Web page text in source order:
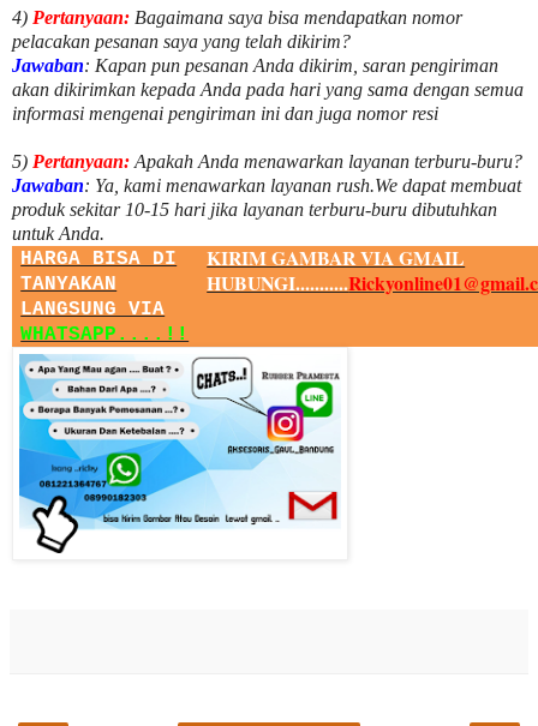
4) Pertanyaan: Bagaimana saya bisa mendapatkan nomor
pelacakan pesanan saya yang telah dikirim?
Jawaban: Kapan pun pesanan Anda dikirim, saran pengiriman
akan dikirimkan kepada Anda pada hari yang sama dengan semua
informasi mengenai pengiriman ini dan juga nomorresi
5) Pertanyaan: Apakah Anda menawarkan layanan terburu-buru?
Jawaban: Ya, kami menawarkan layanan rush.We dapat membuat
produk sekitar 10-15 hari jika layanan terburu-buru dibutuhkan
untuk Anda.
HARGA BISA DI
TANYAKAN
LANGSUNG VIA
WHATSAPP....!!
KIRIM GAMBAR VIA GMAIL
HUBUNGI...........